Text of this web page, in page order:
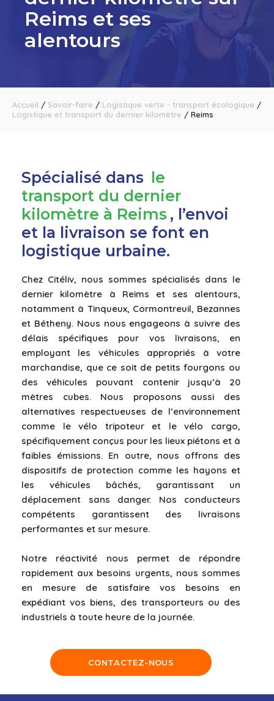
Reims et ses
alentours
Accueil / Savoir-faire / Logistique verte - transport écologique /
Logistique et transport du dernier kilomètre / Reims
Spécialisé dans le
transport du dernier
kilomètre à Reims , l’envoi
et la livraison se font en
logistique urbaine.
Chez Citéliv, nous sommes spécialisés dans le
dernier kilomètre à Reims et ses alentours,
notamment à Tinqueux, Cormontreuil, Bezannes
et Bétheny. Nous nous engageons à suivre des
délais spécifiques pour vos livraisons, en
employant les véhicules appropriés à votre
marchandise, que ce soit de petits fourgons ou
des véhicules pouvant contenir jusqu’à 20
mètres cubes. Nous proposons aussi des
alternatives respectueuses de l’environnement
comme le vélo tripoteur et le vélo cargo,
spécifiquement conçus pour les lieux piétons et à
faibles émissions. En outre, nous offrons des
dispositifs de protection comme les hayons et
les véhicules bâchés, garantissant un
déplacement sans danger. Nos conducteurs
compétents garantissent des livraisons
performantes et sur mesure.
Notre réactivité nous permet de répondre
rapidement aux besoins urgents, nous sommes
en mesure de satisfaire vos besoins en
expédiant vos biens, des transporteurs ou des
industriels à toute heure de la journée.
CONTACTEZ-NOUS